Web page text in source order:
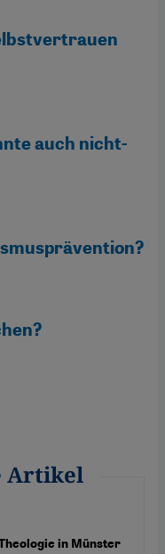
auch nicht-
Artikel
in Münster